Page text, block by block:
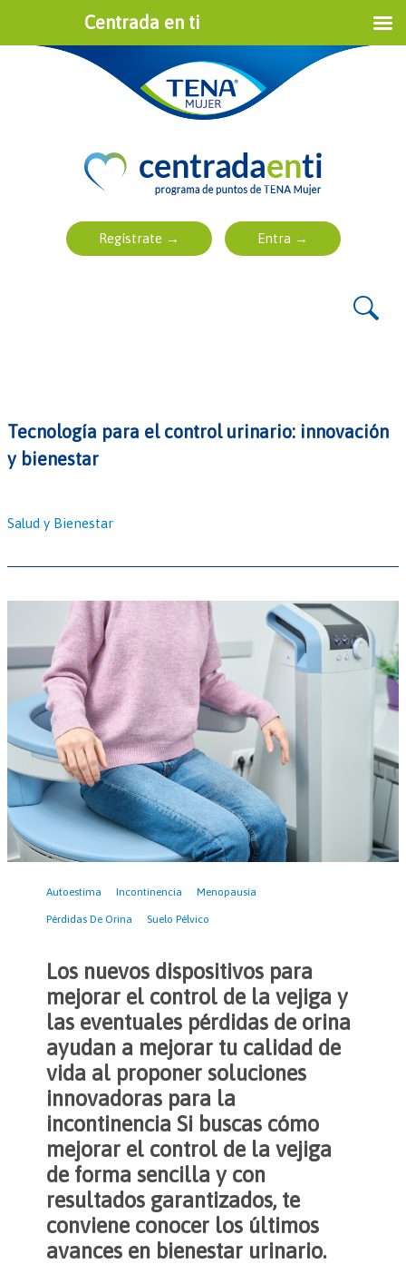
Tecnología para el control urinario: innovación
y bienestar
Salud y Bienestar
Autoestima Incontinencia Menopausia
Pérdidas De Orina Suelo Pélvico
Los nuevos dispositivos para
mejorar el control de la vejiga y
las eventuales pérdidas de orina
ayudan a mejorar tu calidad de
vida al proponer soluciones
innovadoras para la
incontinencia Si buscas cómo
mejorar el control de la vejiga
de forma sencilla y con
resultados garantizados, te
conviene conocer los últimos
avances en bienestar urinario.
Centrada en ti